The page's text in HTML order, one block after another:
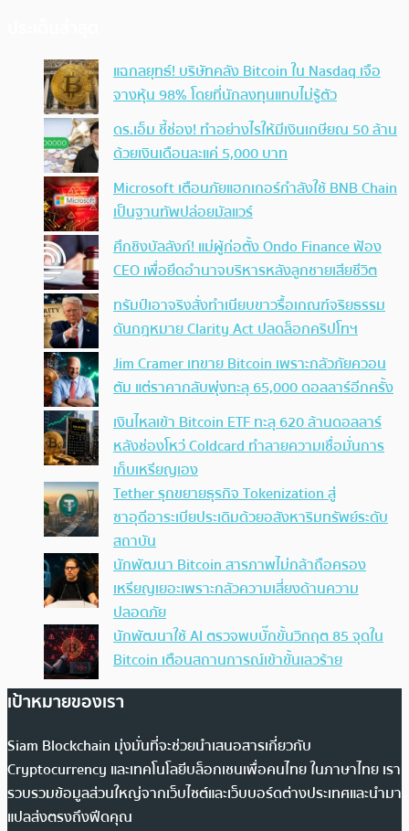
แฉกลยุทธ์! บริษัทคลัง Bitcoin ใน Nasdaq เจือ
จางหุ้น 98% โดยที่นักลงทุนแทบไม่รู้ตัว
ดร.เอ็ม ชี้ช่อง! ทำอย่างไรให้มีเงินเกษียณ 50 ล้าน
ด้วยเงินเดือนละแค่ 5,000 บาท
Microsoft เตือนภัยแฮกเกอร์กำลังใช้ BNB Chain
เป็นฐานทัพปล่อยมัลแวร์
ศึกชิงบัลลังก์! แม่ผู้ก่อตั้ง Ondo Finance ฟ้อง
CEO เพื่อยึดอำนาจบริหารหลังลูกชายเสียชีวิต
ทรัมป์เอาจริง สั่งทำเนียบขาวรื้อเกณฑ์จริยธรรม
ดันกฎหมาย Clarity Act ปลดล็อกคริปโทฯ
Jim Cramer เทขาย Bitcoin เพราะกลัวภัยควอน
ตัม แต่ราคากลับพุ่งทะลุ 65,000 ดอลลาร์อีกครั้ง
เงินไหลเข้า Bitcoin ETF ทะลุ 620 ล้านดอลลาร์
หลังช่องโหว่ Coldcard ทำลายความเชื่อมั่นการ
เก็บเหรียญเอง
Tether รุกขยายธุรกิจ Tokenization สู่
ซาอุดีอาระเบียประเดิมด้วยอสังหาริมทรัพย์ระดับ
สถาบัน
นักพัฒนา Bitcoin สารภาพไม่กล้าถือครอง
เหรียญเยอะเพราะกลัวความเสี่ยงด้านความ
ปลอดภัย
นักพัฒนาใช้ AI ตรวจพบบั๊กขั้นวิกฤต 85 จุดใน
Bitcoin เตือนสถานการณ์เข้าขั้นเลวร้าย
เป้าหมายของเรา
Siam Blockchain มุ่งมั่นที่จะช่วยนำเสนอสารเกี่ยวกับ
Cryptocurrency และเทคโนโลยีบล็อกเชนเพื่อคนไทย ในภาษาไทย เรา
รวบรวมข้อมูลส่วนใหญ่จากเว็บไซต์และเว็บบอร์ดต่างประเทศและนำมา
แปลส่งตรงถึงฟีดคุณ